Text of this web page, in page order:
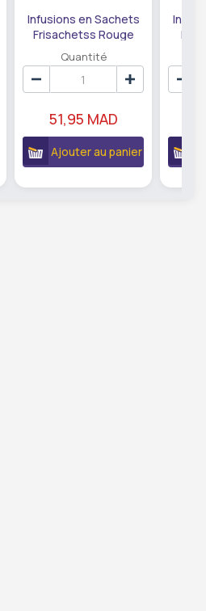
Infusions en Sachets
Frisachetss Rouge
Twinings 25 sachets
Quantité
51,95 MAD
Ajouter au panier